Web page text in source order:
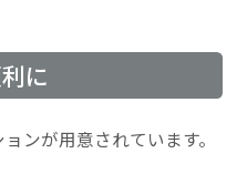
に
ンが用意されています。